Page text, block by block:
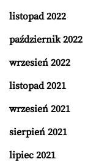
listopad 2022
październik 2022
wrzesień 2022
listopad 2021
wrzesień 2021
sierpień 2021
lipiec 2021